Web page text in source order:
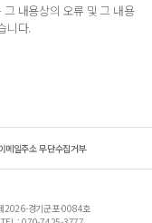
내용상의 오류 및 그 내용
니다.
메일주소 무단수집거부
2026-경기군포-0084호